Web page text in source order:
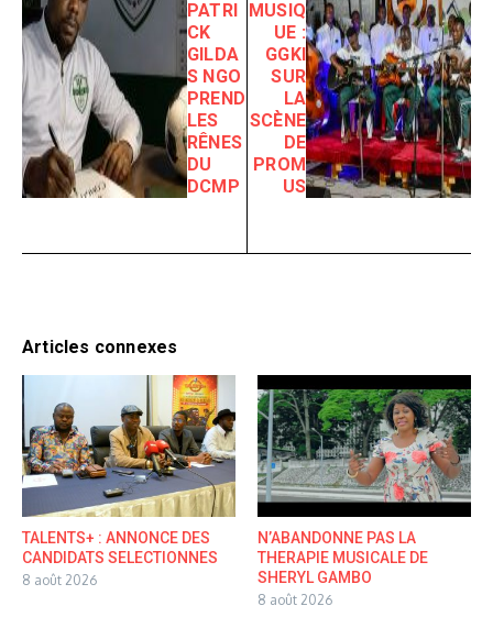
PATRI
CK
GILDA
S NGO
PREND
LES
RÊNES
DU
DCMP
MUSIQ
UE :
GGKI
SUR
LA
SCÈNE
DE
PROM
US
Articles connexes
TALENTS+ : ANNONCE DES
CANDIDATS SELECTIONNES
8 août 2026
N’ABANDONNE PAS LA
THERAPIE MUSICALE DE
SHERYL GAMBO
8 août 2026